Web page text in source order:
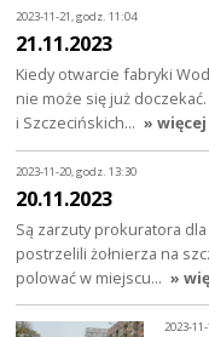
2023-11-21, godz. 11:04
21.11.2023
Kiedy otwarcie fabryki
nie może się już
i Szczecińskich… » więcej
2023-11-20, godz. 13:30
20.11.2023
Są zarzuty prokuratora
postrzelili żołnierza na
polować w miejscu… »
2023-